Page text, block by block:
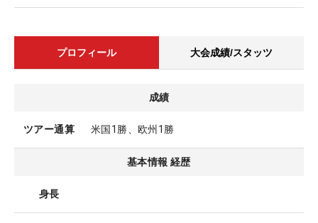
プロフィール 大会成績/スタッツ
成績
ツアー通算 米国1勝、欧州1勝
基本情報 経歴
身長